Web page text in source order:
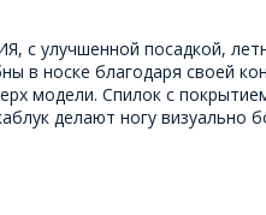
с улучшенной посадкой,
в носке благодаря своей
модели. Спилок с
делают ногу визуально